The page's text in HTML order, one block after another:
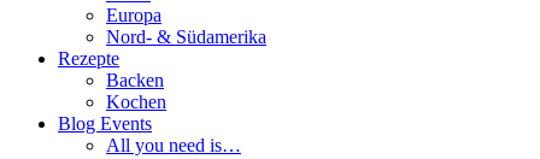
Europa
Nord- & Südamerika
Rezepte
Backen
Kochen
Blog Events
All you need is…